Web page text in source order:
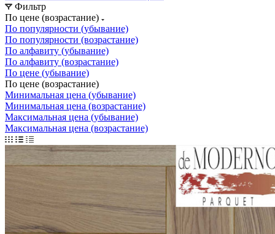
Фильтр
По цене (возрастание)
По популярности (убывание)
По популярности (возрастание)
По алфавиту (убывание)
По алфавиту (возрастание)
По цене (убывание)
По цене (возрастание)
Минимальная цена (убывание)
Минимальная цена (возрастание)
Максимальная цена (убывание)
Максимальная цена (возрастание)